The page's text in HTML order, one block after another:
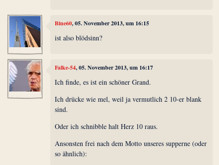
Bine60, 05. November 2013, um 16:15
ist also blödsinn?
Falke-54, 05. November 2013, um 16:17
Ich finde, es ist ein schöner Grand.
Ich drücke wie mel, weil ja vermutlich 2 10-er blank
sind.
Oder ich schnibble halt Herz 10 raus.
Ansonsten frei nach dem Motto unseres supperne (oder
so ähnlich):